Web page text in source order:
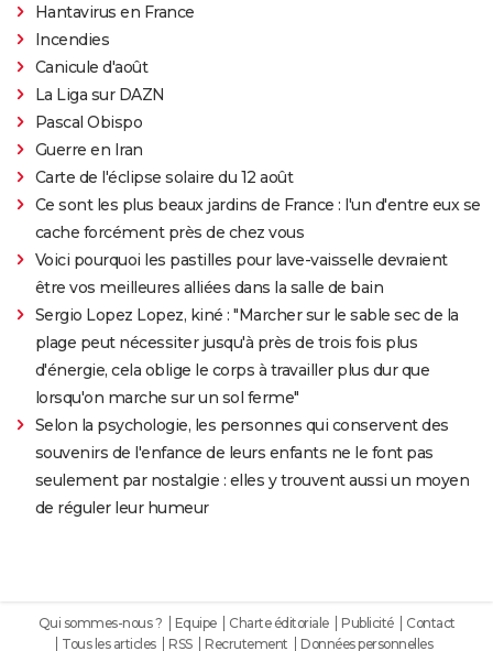
Hantavirus en France
Incendies
Canicule d'août
La Liga sur DAZN
Pascal Obispo
Guerre en Iran
Carte de l'éclipse solaire du 12 août
Ce sont les plus beaux jardins de France : l'un d'entre eux se
cache forcément près de chez vous
Voici pourquoi les pastilles pour lave-vaisselle devraient
être vos meilleures alliées dans la salle de bain
Sergio Lopez Lopez, kiné : "Marcher sur le sable sec de la
plage peut nécessiter jusqu'à près de trois fois plus
d'énergie, cela oblige le corps à travailler plus dur que
lorsqu'on marche sur un sol ferme"
Selon la psychologie, les personnes qui conservent des
souvenirs de l'enfance de leurs enfants ne le font pas
seulement par nostalgie : elles y trouvent aussi un moyen
de réguler leur humeur
Qui sommes-nous ? Equipe Charte éditoriale Publicité
Contact
Tous les articles
RSS Recrutement Données personnelles